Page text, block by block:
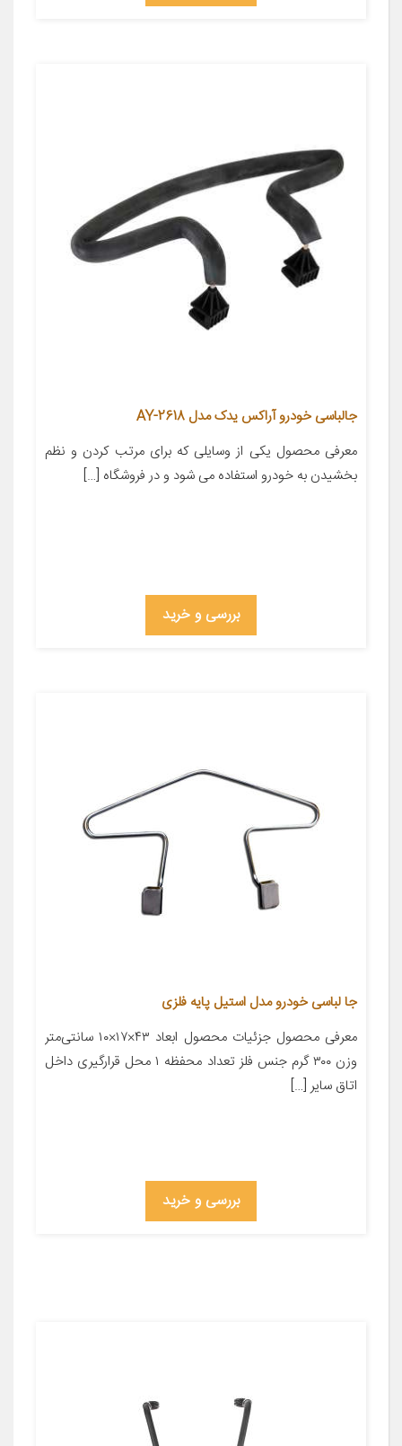
جالباسی خودرو آراکس یدک مدل AY-2618
معرفی محصول یکی از وسایلی که برای مرتب کردن و نظم
بخشیدن به خودرو استفاده می شود و در فروشگاه […]
بررسی و خرید
جا لباسی خودرو مدل استیل پایه فلزی
معرفی محصول جزئیات محصول ابعاد ۴۳×۱۷×۱۰ سانتی‌متر
وزن ۳۰۰ گرم جنس فلز تعداد محفظه ۱ محل قرارگیری داخل
اتاق سایر […]
بررسی و خرید